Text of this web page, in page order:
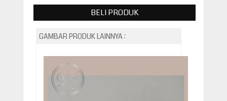
BELI PRODUK
GAMBAR PRODUK LAINNYA :